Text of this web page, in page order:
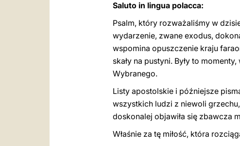
Saluto in lingua polacca:
Psalm, który rozważaliśmy w
wydarzenie, zwane exodus,
wspomina opuszczenie kraju
skały na pustyni. Były to
Wybranego.
Listy apostolskie i późniejsze
wszystkich ludzi z niewoli
doskonalej objawiła się zbawcza
Właśnie za tę miłość, która